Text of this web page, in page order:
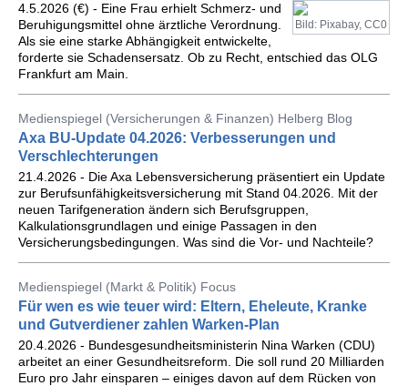
Bild: Pixabay, CC0
4.5.2026 (€) - Eine Frau erhielt Schmerz- und
Beruhigungsmittel ohne ärztliche Verordnung.
Als sie eine starke Abhängigkeit entwickelte,
forderte sie Schadensersatz. Ob zu Recht, entschied das OLG
Frankfurt am Main.
Medienspiegel (Versicherungen & Finanzen) Helberg Blog
Axa BU-Update 04.2026: Verbesserungen und
Verschlechterungen
21.4.2026 - Die Axa Lebensversicherung präsentiert ein Update
zur Berufsunfähigkeitsversicherung mit Stand 04.2026. Mit der
neuen Tarifgeneration ändern sich Berufsgruppen,
Kalkulationsgrundlagen und einige Passagen in den
Versicherungsbedingungen. Was sind die Vor- und Nachteile?
Medienspiegel (Markt & Politik) Focus
Für wen es wie teuer wird: Eltern, Eheleute, Kranke
und Gutverdiener zahlen Warken-Plan
20.4.2026 - Bundesgesundheitsministerin Nina Warken (CDU)
arbeitet an einer Gesundheitsreform. Die soll rund 20 Milliarden
Euro pro Jahr einsparen – einiges davon auf dem Rücken von